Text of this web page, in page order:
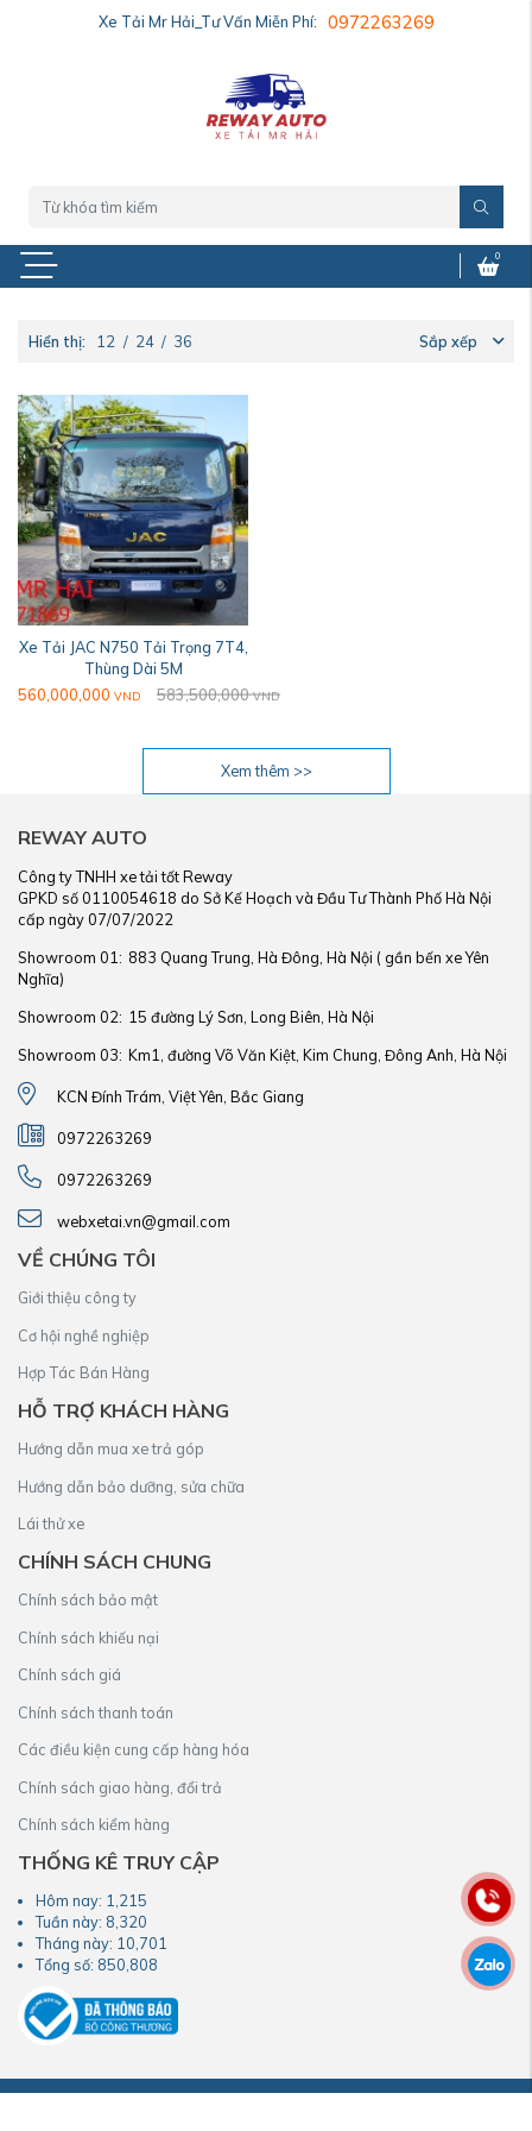
Xe Tải Mr Hải_Tư Vấn Miễn Phí: 0972263269
0
Hiển thị: 12 / 24 / 36 Sắp xếp
Xe Tải JAC N750 Tải Trọng 7T4,
Thùng Dài 5M
560,000,000 VND 583,500,000 VND
Xem thêm >>
REWAY AUTO
Công ty TNHH xe tải tốt Reway
GPKD số 0110054618 do Sở Kế Hoạch và Đầu Tư Thành Phố Hà Nội
cấp ngày 07/07/2022
Showroom 01: 883 Quang Trung, Hà Đông, Hà Nội ( gần bến xe Yên
Nghĩa)
Showroom 02: 15 đường Lý Sơn, Long Biên, Hà Nội
Showroom 03: Km1, đường Võ Văn Kiệt, Kim Chung, Đông Anh, Hà Nội
KCN Đính Trám, Việt Yên, Bắc Giang
0972263269
0972263269
webxetai.vn@gmail.com
VỀ CHÚNG TÔI
Giới thiệu công ty
Cơ hội nghề nghiệp
Hợp Tác Bán Hàng
HỖ TRỢ KHÁCH HÀNG
Hướng dẫn mua xe trả góp
Hướng dẫn bảo dưỡng, sửa chữa
Lái thử xe
CHÍNH SÁCH CHUNG
Chính sách bảo mật
Chính sách khiếu nại
Chính sách giá
Chính sách thanh toán
Các điều kiện cung cấp hàng hóa
Chính sách giao hàng, đổi trả
Chính sách kiểm hàng
THỐNG KÊ TRUY CẬP
Hôm nay: 1,215
Tuần này: 8,320
Tháng này: 10,701
Tổng số: 850,808